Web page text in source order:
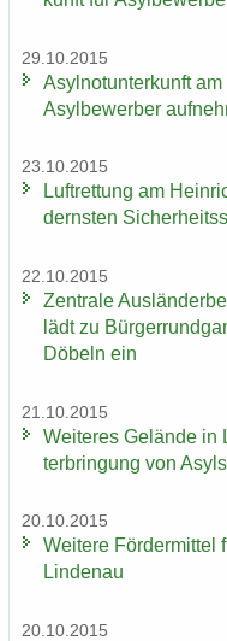
29.10.2015
Asyl­not­un­ter­kunft
Asyl­be­wer­ber
23.10.2015
Luft­ret­tung am
derns­ten
22.10.2015
Zen­tra­le
lädt zu
Dö­beln ein
21.10.2015
Wei­te­res Ge­län­de in
ter­brin­gung von
20.10.2015
Wei­te­re För­der­mit­tel
Lindenau
20.10.2015